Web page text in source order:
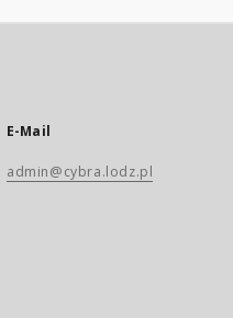
E-Mail
admin@cybra.lodz.pl